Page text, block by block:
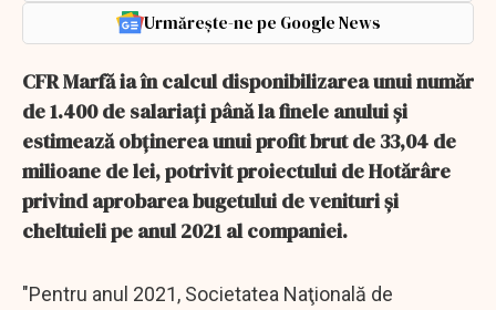
Urmărește-ne pe Google News
CFR Marfă ia în calcul disponibilizarea unui număr
de 1.400 de salariaţi până la finele anului şi
estimează obţinerea unui profit brut de 33,04 de
milioane de lei, potrivit proiectului de Hotărâre
privind aprobarea bugetului de venituri şi
cheltuieli pe anul 2021 al companiei.
"Pentru anul 2021, Societatea Naţională de